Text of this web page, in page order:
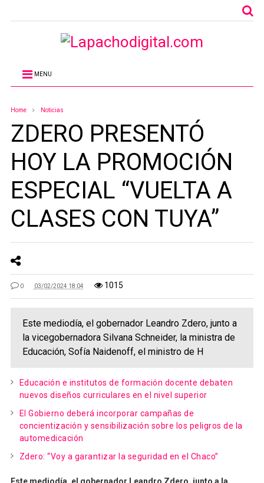
MENU
Home Noticias
ZDERO PRESENTÓ
HOY LA PROMOCIÓN
ESPECIAL “VUELTA A
CLASES CON TUYA”
0 03/02/2024 18:04 1015
Este mediodía, el gobernador Leandro Zdero, junto a
la vicegobernadora Silvana Schneider, la ministra de
Educación, Sofía Naidenoff, el ministro de H
Educación e institutos de formación docente debaten
nuevos diseños curriculares en el nivel superior
El Gobierno deberá incorporar campañas de
concientización y sensibilización sobre los peligros de la
automedicación
Zdero: “Voy a garantizar la seguridad en el Chaco”